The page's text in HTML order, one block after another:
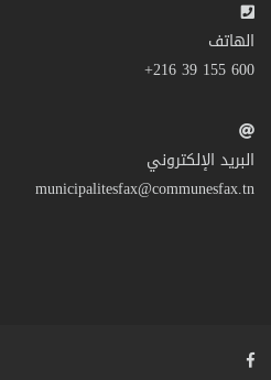
الهاتف
600 155 39 216+
البريد الإلكتروني
municipalitesfax@communesfax.tn